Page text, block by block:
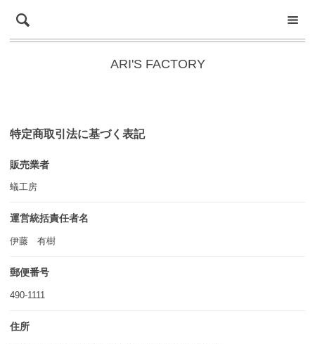
ARI'S FACTORY
特定商取引法に基づく表記
販売業者
蟻工房
運営統括責任者名
伊藤 有樹
郵便番号
490-1111
住所